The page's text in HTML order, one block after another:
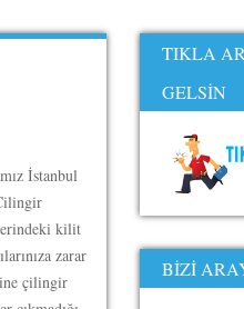
İstanbul
kilit
zarar
çilingir
TIKLA
GELSIN
BIZI